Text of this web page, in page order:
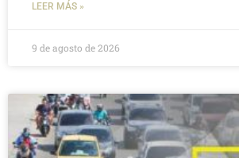
LEER MÁS »
9 de agosto de 2026